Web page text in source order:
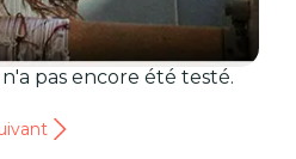
pas encore été testé.